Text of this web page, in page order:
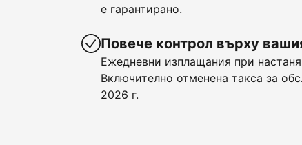
е гарантирано.
Повече контрол върху
Ежедневни изплащания при
Включително отменена такса за
2026 г.